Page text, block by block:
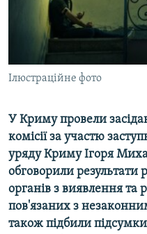
СВІДЧЕННЯ ОКУПАЦІЇ
УКРАЇНСЬКА ПРОБЛЕМА
ІНФОГРАФІКА
Qırımtatar
ДОЛУЧАЙСЯ!
Усі сайти RFE/RL
Ілюстраційне фото
У Криму провели
комісії за участю
уряду Криму Ігоря
обговорили результати
органів з виявлення та
пов'язаних з
також підбили